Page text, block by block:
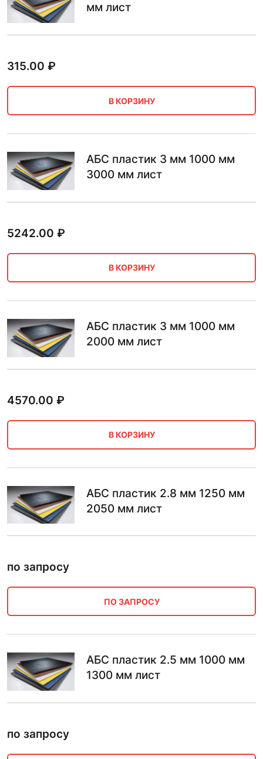
мм лист
315.00 ₽
В КОРЗИНУ
АБС пластик 3 мм 1000 мм
3000 мм лист
5242.00 ₽
В КОРЗИНУ
АБС пластик 3 мм 1000 мм
2000 мм лист
4570.00 ₽
В КОРЗИНУ
АБС пластик 2.8 мм 1250 мм
2050 мм лист
по запросу
ПО ЗАПРОСУ
АБС пластик 2.5 мм 1000 мм
1300 мм лист
по запросу